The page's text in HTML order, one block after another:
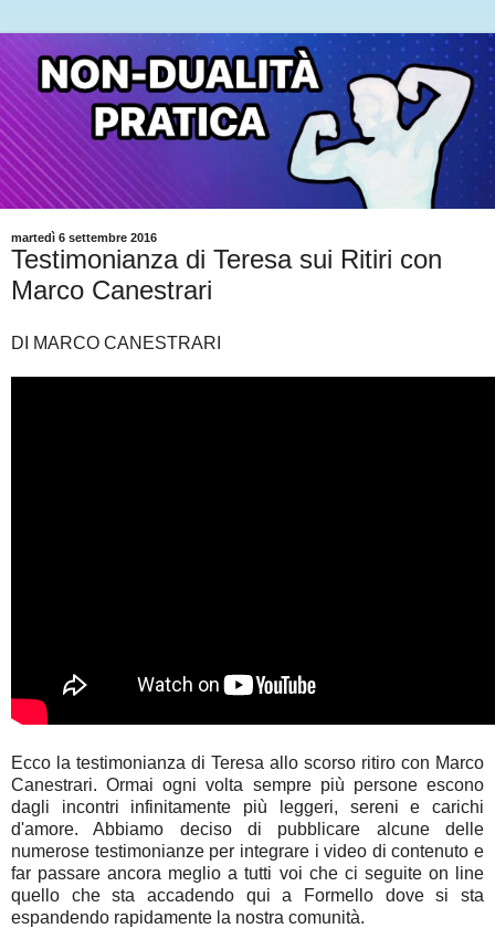
martedì 6 settembre 2016
Testimonianza di Teresa sui Ritiri con
Marco Canestrari
DI MARCO CANESTRARI
Ecco la testimonianza di Teresa allo scorso ritiro con Marco
Canestrari. Ormai ogni volta sempre più persone escono
dagli incontri infinitamente più leggeri, sereni e carichi
d'amore. Abbiamo deciso di pubblicare alcune delle
numerose testimonianze per integrare i video di contenuto e
far passare ancora meglio a tutti voi che ci seguite on line
quello che sta accadendo qui a Formello dove si sta
espandendo rapidamente la nostra comunità.